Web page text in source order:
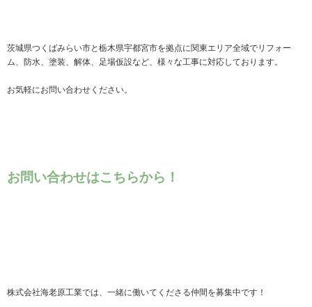
茨城県つくばみらい市と栃木県宇都宮市を拠点に関東エリア全域でリフォー
ム、防水、塗装、解体、足場仮設など、様々な工事に対応しております。
お気軽にお問い合わせください。
お問い合わせはこちらから！
株式会社海老原工業では、一緒に働いてくださる仲間を募集中です！